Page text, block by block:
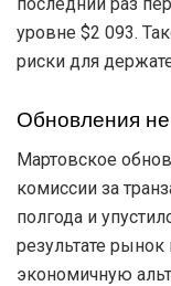
уровне $2 093.
риски для
Обновления
Мартовское
комиссии за
полгода и
результате
экономичную